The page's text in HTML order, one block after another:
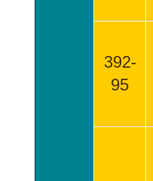
392-
95